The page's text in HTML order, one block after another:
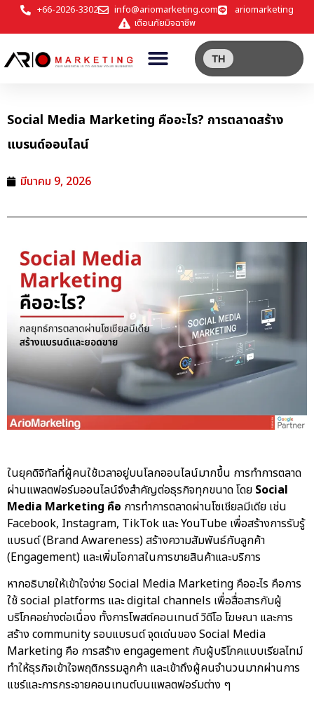
+66-2026-3302 info@ariomarketing.com
ariomarketing
เตือนภัยมิจฉาชีพ
TH
Social Media Marketing คืออะไร? การตลาดสร้าง
แบรนด์ออนไลน์
มีนาคม 9, 2026
ในยุคดิจิทัลที่ผู้คนใช้เวลาอยู่บนโลกออนไลน์มากขึ้น การทำการตลาด
ผ่านแพลตฟอร์มออนไลน์จึงสำคัญต่อธุรกิจทุกขนาด โดย Social
Media Marketing คือ การทำการตลาดผ่านโซเชียลมีเดีย เช่น
Facebook, Instagram, TikTok และ YouTube เพื่อสร้างการรับรู้
แบรนด์ (Brand Awareness) สร้างความสัมพันธ์กับลูกค้า
(Engagement) และเพิ่มโอกาสในการขายสินค้าและบริการ
หากอธิบายให้เข้าใจง่าย Social Media Marketing คืออะไร คือการ
ใช้ social platforms และ digital channels เพื่อสื่อสารกับผู้
บริโภคอย่างต่อเนื่อง ทั้งการโพสต์คอนเทนต์ วิดีโอ โฆษณา และการ
สร้าง community รอบแบรนด์ จุดเด่นของ Social Media
Marketing คือ การสร้าง engagement กับผู้บริโภคแบบเรียลไทม์
ทำให้ธุรกิจเข้าใจพฤติกรรมลูกค้า และเข้าถึงผู้คนจำนวนมากผ่านการ
แชร์และการกระจายคอนเทนต์บนแพลตฟอร์มต่าง ๆ